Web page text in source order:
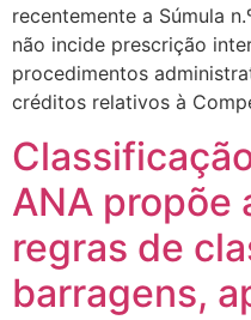
recentemente a Súmula
não incide prescrição
procedimentos
créditos relativos à
ANA propõe
regras de
barragens,